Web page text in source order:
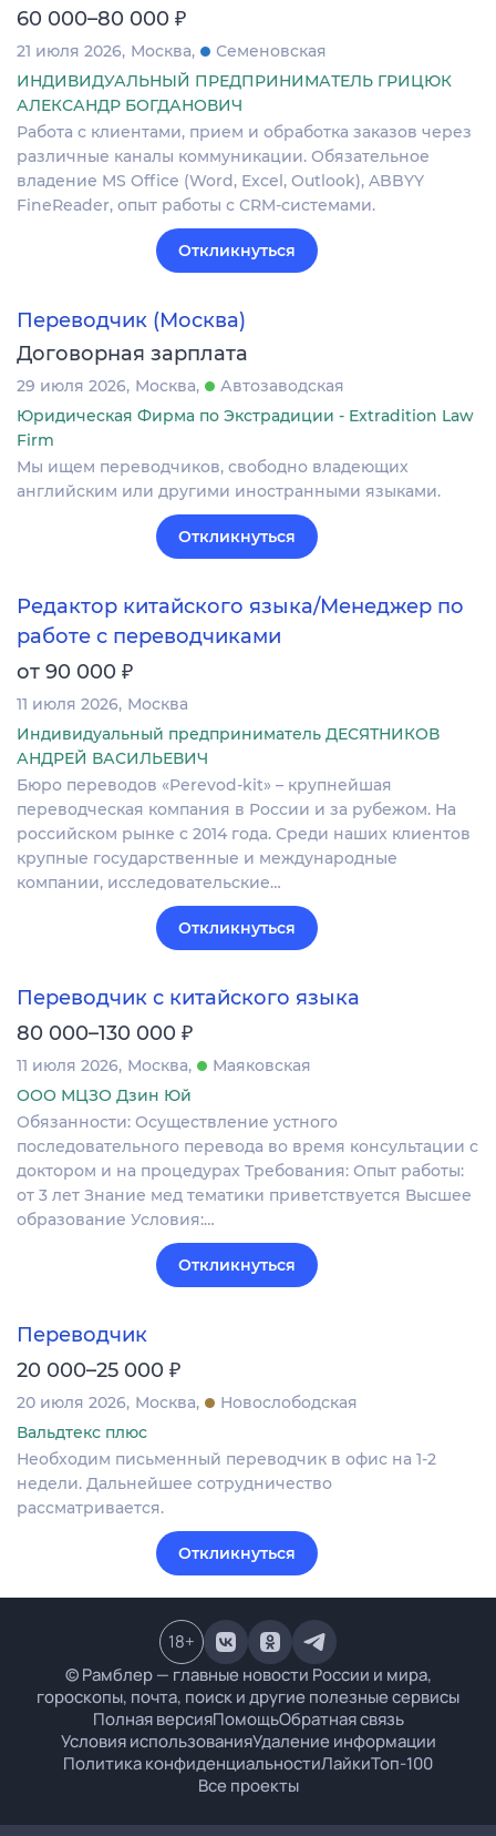
60 000–80 000 ₽
21 июля 2026 Москва
Семеновская
ИНДИВИДУАЛЬНЫЙ ПРЕДПРИНИМАТЕЛЬ ГРИЦЮК
АЛЕКСАНДР БОГДАНОВИЧ
Работа с клиентами, прием и обработка заказов через
различные каналы коммуникации. Обязательное
владение MS Office (Word, Excel, Outlook), ABBYY
FineReader, опыт работы с CRM-системами.
Откликнуться
Переводчик (Москва)
Договорная зарплата
29 июля 2026 Москва
Автозаводская
Юридическая Фирма по Экстрадиции - Extradition Law
Firm
Мы ищем переводчиков, свободно владеющих
английским или другими иностранными языками.
Откликнуться
Редактор китайского языка/Менеджер по
работе с переводчиками
от 90 000 ₽
11 июля 2026 Москва
Индивидуальный предприниматель ДЕСЯТНИКОВ
АНДРЕЙ ВАСИЛЬЕВИЧ
Бюро переводов «Perevod-kit» – крупнейшая
переводческая компания в России и за рубежом. На
российском рынке c 2014 года. Среди наших клиентов
крупные государственные и международные
компании, исследовательские…
Откликнуться
Переводчик с китайского языка
80 000–130 000 ₽
11 июля 2026 Москва
Маяковская
ООО МЦЗО Дзин Юй
Обязанности: Осуществление устного
последовательного перевода во время консультации с
доктором и на процедурах Требования: Опыт работы:
от 3 лет Знание мед тематики приветствуется Высшее
образование Условия:…
Откликнуться
Переводчик
20 000–25 000 ₽
20 июля 2026 Москва
Новослободская
Вальдтекс плюс
Необходим письменный переводчик в офис на 1-2
недели. Дальнейшее сотрудничество
рассматривается.
Откликнуться
© Рамблер — главные новости России и мира,
гороскопы, почта, поиск и другие полезные сервисы
Полная версияПомощьОбратная связь
Условия использованияУдаление информации
Политика конфиденциальностиЛайкиТоп-100
Все проекты
18+